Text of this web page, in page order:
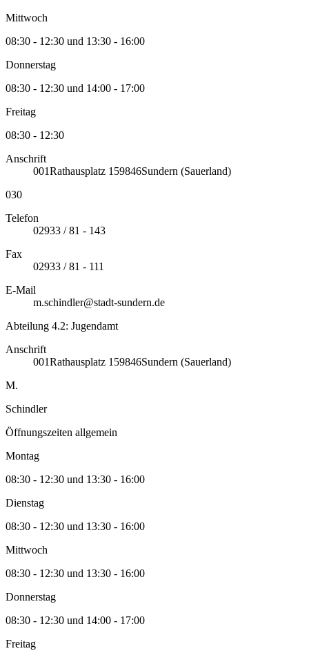
Mittwoch
08:30 - 12:30 und 13:30 - 16:00
Donnerstag
08:30 - 12:30 und 14:00 - 17:00
Freitag
08:30 - 12:30
Anschrift
001Rathausplatz 1 59846Sundern (Sauerland)
030
Telefon
02933 / 81 - 143
Fax
02933 / 81 - 111
E-Mail
m.schindler@stadt-sundern.de
Abteilung 4.2: Jugendamt
Anschrift
001Rathausplatz 1 59846Sundern (Sauerland)
M.
Schindler
Öffnungszeiten allgemein
Montag
08:30 - 12:30 und 13:30 - 16:00
Dienstag
08:30 - 12:30 und 13:30 - 16:00
Mittwoch
08:30 - 12:30 und 13:30 - 16:00
Donnerstag
08:30 - 12:30 und 14:00 - 17:00
Freitag